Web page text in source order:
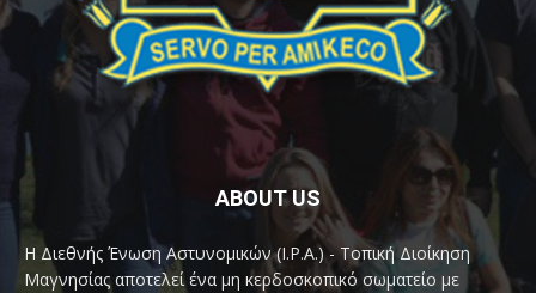
ABOUT US
Η Διεθνής Ένωση Αστυνομικών (I.P.A.) - Τοπική Διοίκηση
Μαγνησίας αποτελεί ένα μη κερδοσκοπικό σωματείο με